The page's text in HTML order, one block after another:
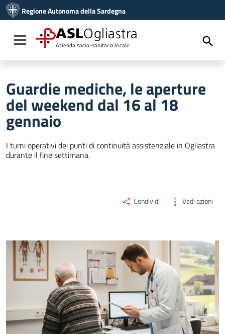
Vai al menu di navigazione
Vai al footer
Regione Autonoma della Sardegna
Toggle navigation
ASLOgliastra
Azienda socio-sanitaria locale
Guardie mediche, le aperture
del weekend dal 16 al 18
gennaio
I turni operativi dei punti di continuità assistenziale in Ogliastra
durante il fine settimana.
Condividi Vedi azioni